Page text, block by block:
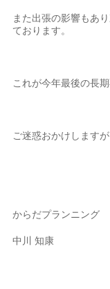
また出張の影響もあ
ております。
これが今年最後の長
ご迷惑おかけします
からだプランニング
中川 知康